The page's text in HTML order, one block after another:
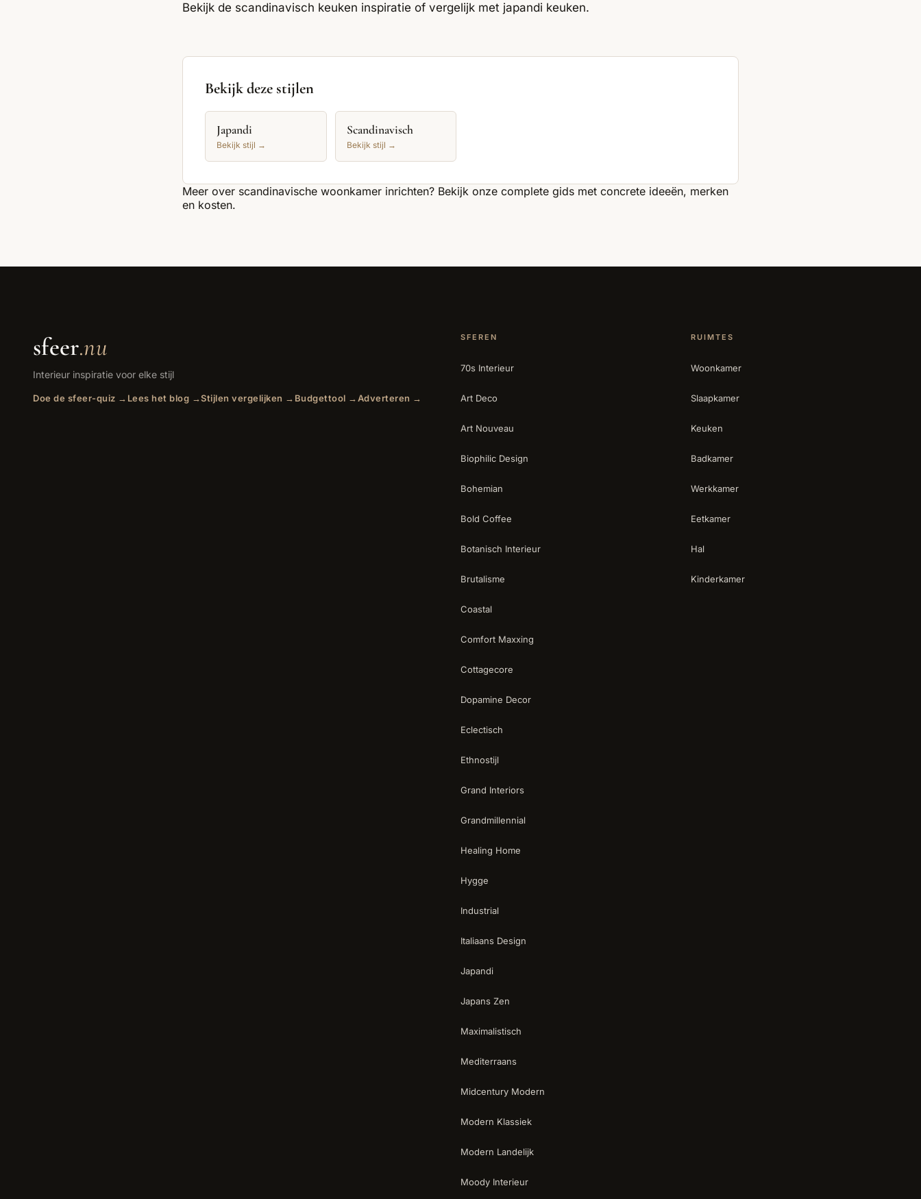
Bekijk de scandinavisch keuken inspiratie of vergelijk met japandi keuken.
Bekijk deze stijlen
Japandi
Bekijk stijl →
Scandinavisch
Bekijk stijl →
Meer over scandinavische woonkamer inrichten? Bekijk onze complete gids met concrete ideeën, merken
en kosten.
sfeer.nu
Interieur inspiratie voor elke stijl
Doe de sfeer-quiz → Lees het blog →Stijlen vergelijken → Budgettool →Adverteren →
SFEREN
70s Interieur
Art Deco
Art Nouveau
Biophilic Design
Bohemian
Bold Coffee
Botanisch Interieur
Brutalisme
Coastal
Comfort Maxxing
Cottagecore
Dopamine Decor
Eclectisch
Ethnostijl
Grand Interiors
Grandmillennial
Healing Home
Hygge
Industrial
Italiaans Design
Japandi
Japans Zen
Maximalistisch
Mediterraans
Midcentury Modern
Modern Klassiek
Modern Landelijk
Moody Interieur
RUIMTES
Woonkamer
Slaapkamer
Keuken
Badkamer
Werkkamer
Eetkamer
Hal
Kinderkamer